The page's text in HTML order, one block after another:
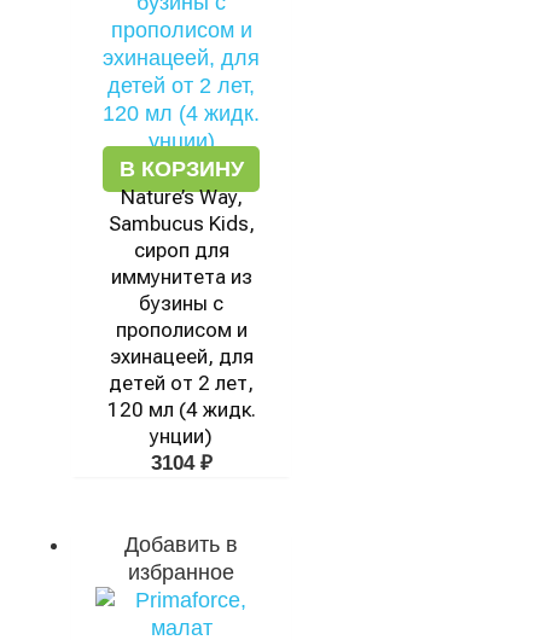
В КОРЗИНУ
Nature’s Way,
Sambucus Kids,
сироп для
иммунитета из
бузины с
прополисом и
эхинацеей, для
детей от 2 лет,
120 мл (4 жидк.
унции)
3104 ₽
Добавить в
избранное